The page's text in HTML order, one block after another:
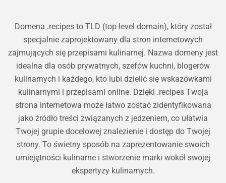
Domena .recipes to TLD (top-level domain), który został
specjalnie zaprojektowany dla stron internetowych
zajmujących się przepisami kulinarnej. Nazwa domeny jest
idealna dla osób prywatnych, szefów kuchni, blogerów
kulinarnych i każdego, kto lubi dzielić się wskazówkami
kulinarnymi i przepisami online. Dzięki .recipes Twoja
strona internetowa może łatwo zostać zidentyfikowana
jako źródło treści związanych z jedzeniem, co ułatwia
Twojej grupie docelowej znalezienie i dostęp do Twojej
strony. To świetny sposób na zaprezentowanie swoich
umiejętności kulinarne i stworzenie marki wokół swojej
ekspertyzy kulinarnych.